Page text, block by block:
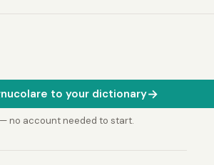
to your dictionary→
no account needed to start.